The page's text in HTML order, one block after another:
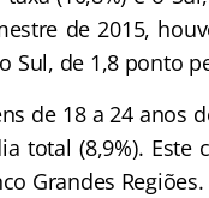
de 2015,
Sul, de 1,8 ponto
de 18 a 24 anos
total (8,9%).
Grandes Regiões.